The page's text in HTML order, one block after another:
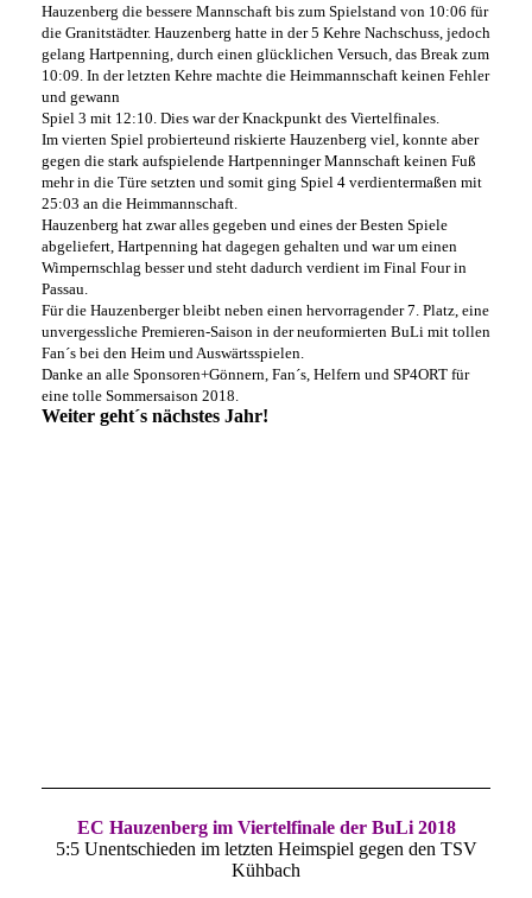
Hauzenberg die bessere Mannschaft bis zum Spielstand von 10:06 für
die Granitstädter. Hauzenberg hatte in der 5 Kehre Nachschuss, jedoch
gelang Hartpenning, durch einen glücklichen Versuch, das Break zum
10:09. In der letzten Kehre machte die Heimmannschaft keinen Fehler
und gewann
Spiel 3 mit 12:10. Dies war der Knackpunkt des Viertelfinales.
Im vierten Spiel probierteund riskierte Hauzenberg viel, konnte aber
gegen die stark aufspielende Hartpenninger Mannschaft keinen Fuß
mehr in die Türe setzten und somit ging Spiel 4 verdientermaßen mit
25:03 an die Heimmannschaft.
Hauzenberg hat zwar alles gegeben und eines der Besten Spiele
abgeliefert, Hartpenning hat dagegen gehalten und war um einen
Wimpernschlag besser und steht dadurch verdient im Final Four in
Passau.
Für die Hauzenberger bleibt neben einen hervorragender 7. Platz, eine
unvergessliche Premieren-Saison in der neuformierten BuLi mit tollen
Fan´s bei den Heim und Auswärtsspielen.
Danke an alle Sponsoren+Gönnern, Fan´s, Helfern und SP4ORT für
eine tolle Sommersaison 2018.
Weiter geht´s nächstes Jahr!
EC Hauzenberg im Viertelfinale der BuLi 2018
5:5 Unentschieden im letzten Heimspiel gegen den TSV
Kühbach